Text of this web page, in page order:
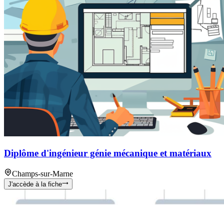
Diplôme d'ingénieur génie mécanique et matériaux
Champs-sur-Marne
J'accède à la fiche